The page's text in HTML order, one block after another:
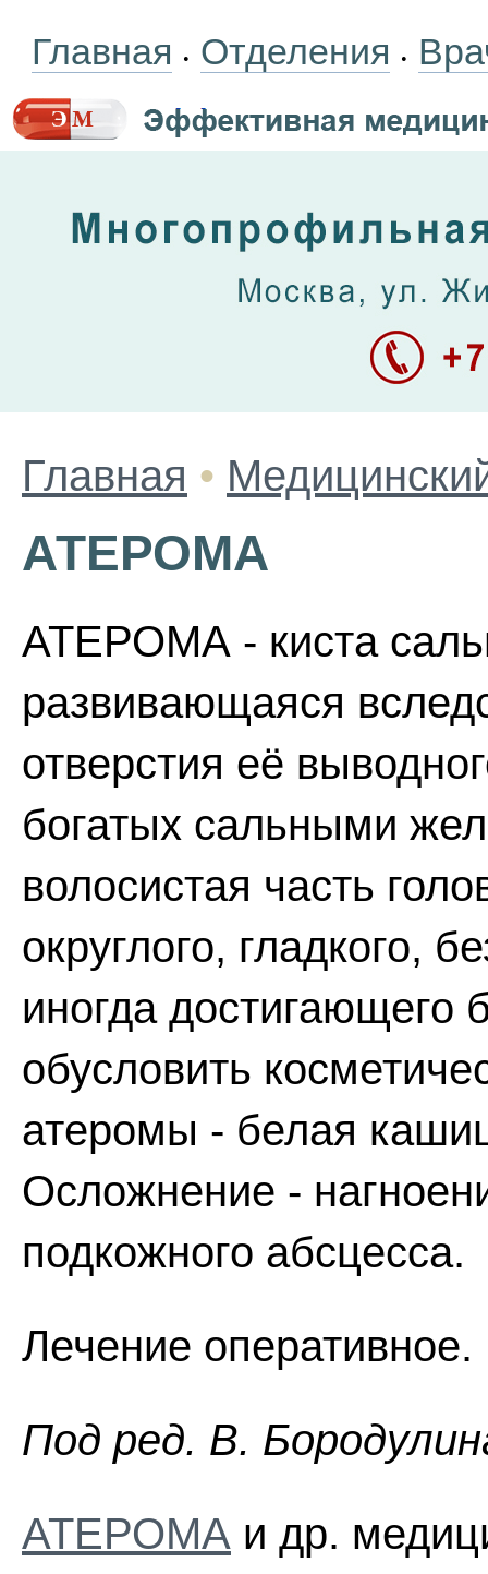
Главная • Отделения •
Главная •
АТЕРОМА
АТЕРОМА - киста
развивающаяся
отверстия её
богатых сальными
волосистая часть
округлого, гладкого,
иногда достигающего
обусловить
атеромы - белая
Осложнение -
подкожного абсцесса.
Лечение оперативное.
Пoд peд. B.
АТЕРОМА и др.